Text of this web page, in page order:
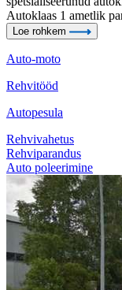
Autoklaas 1 ametlik
Loe rohkem
Auto-moto
Rehvitööd
Autopesula
Rehvivahetus
Rehviparandus
Auto poleerimine